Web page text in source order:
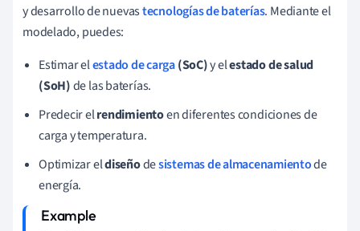
y desarrollo de nuevastecnologías de baterías. Mediante el
modelado, puedes:
Estimar elestado de carga(SoC)y elestado de salud
(SoH)de las baterías.
Predecir elrendimientoen diferentes condiciones de
carga y temperatura.
Optimizar eldiseñodesistemas de almacenamientode
energía.